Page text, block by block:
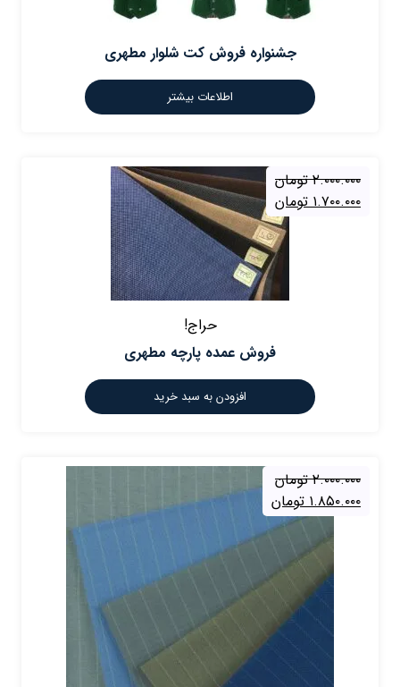
جشنواره فروش کت شلوار مطهری
اطلاعات بیشتر
۲.۰۰۰.۰۰۰ تومان
۱.۷۰۰.۰۰۰ تومان
حراج!
فروش عمده پارچه مطهری
افزودن به سبد خرید
۲.۰۰۰.۰۰۰ تومان
۱.۸۵۰.۰۰۰ تومان